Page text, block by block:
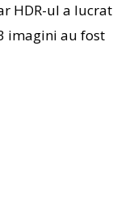
HDR-ul a lucrat
imagini au fost